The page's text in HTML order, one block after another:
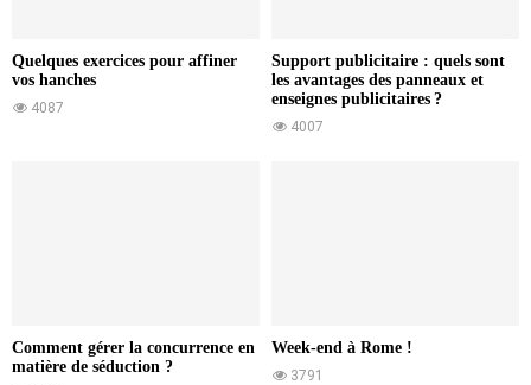
Quelques exercices pour affiner
vos hanches
4087
Support publicitaire : quels sont
les avantages des panneaux et
enseignes publicitaires ?
4007
Comment gérer la concurrence en
matière de séduction ?
Week-end à Rome !
3791